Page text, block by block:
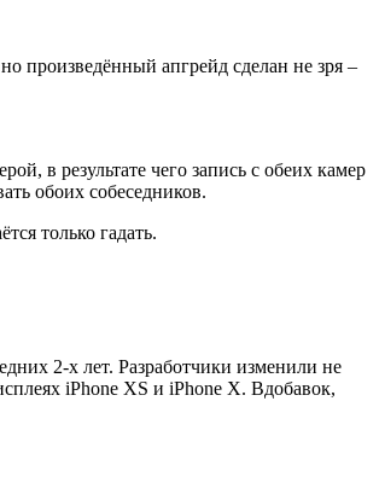
произведённый апгрейд сделан не зря –
в результате чего запись с обеих камер
обоих собеседников.
только гадать.
2-х лет. Разработчики изменили не
iPhone XS и iPhone X. Вдобавок,